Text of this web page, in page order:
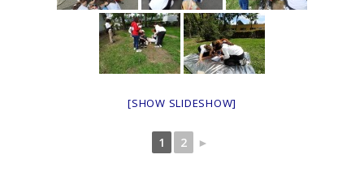
[SHOW SLIDESHOW]
1 2 ►